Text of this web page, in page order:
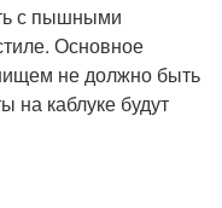
с пышными
Основное
не должно быть
на каблуке будут